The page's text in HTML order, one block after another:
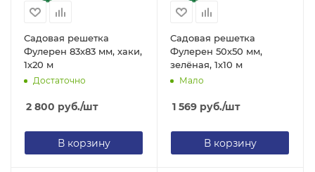
Садовая решетка
Фулерен 83х83 мм, хаки,
1х20 м
Достаточно
2 800 руб./шт
В корзину
Садовая решетка
Фулерен 50х50 мм,
зелёная, 1х10 м
Мало
1 569 руб./шт
В корзину